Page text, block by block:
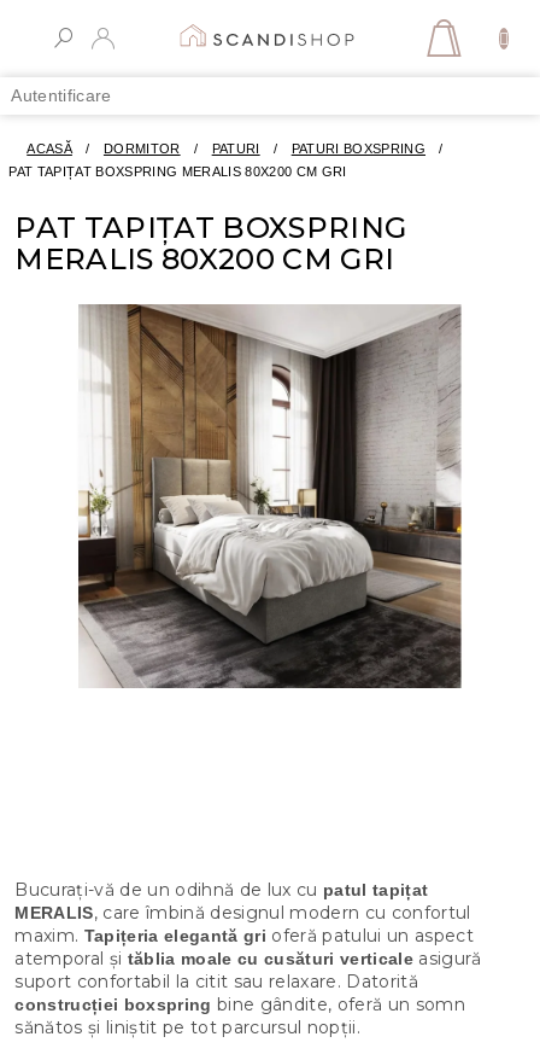
conținut
Autentificare
COŞ
ACASĂ / DORMITOR / PATURI / PATURI BOXSPRING
/
PAT TAPIȚAT BOXSPRING MERALIS 80X200 CM GRI
PAT TAPIȚAT BOXSPRING
MERALIS 80X200 CM GRI
Bucurați-vă de un odihnă de lux cu patul tapițat
MERALIS, care îmbină designul modern cu confortul
maxim. Tapițeria elegantă gri oferă patului un aspect
atemporal și tăblia moale cu cusături verticaleasigură
suport confortabil la citit sau relaxare. Datorită
construcției boxspring bine gândite, oferă un somn
sănătos și liniștit pe tot parcursul nopții.